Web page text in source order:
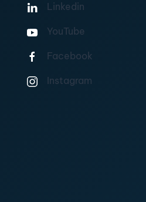
Linkedin
YouTube
Facebook
Instagram